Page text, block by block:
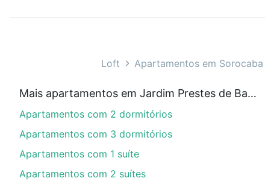
Use barra de busca no topo para pesquisar por
ou sem vaga de garagem para combinar
Apartamentos com 1 quarto à venda em Jardim
Aqui na Loft temos a oferta ideal para você, com
nossas opções de financiamento imobiliário as
compra, veja em nosso portal quanto custa comprar
Loft Apartamentos em Sorocaba
Mais apartamentos em Jardim Prestes de Barros
Apartamentos com 2 dormitórios
Apartamentos com 3 dormitórios
Apartamentos com 1 suíte
Apartamentos com 2 suítes